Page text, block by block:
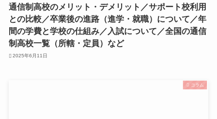
通信制高校のメリット・デメリット／サポート校利用
との比較／卒業後の進路（進学・就職）について／年
間の学費と学校の仕組み／入試について／全国の通信
制高校一覧（所轄・定員）など
2025年6月11日
コラム